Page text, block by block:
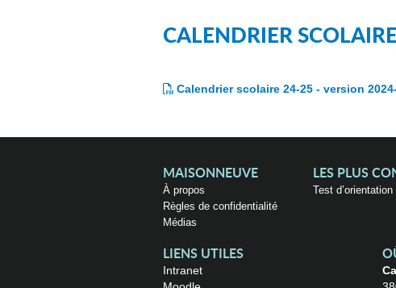
CALENDRIER
Calendrier scolaire 24-25 - version
MAISONNEUVE
À propos
Règles de confidentialité
Médias
LES PLUS
Test d’orientation
LIENS UTILES
Intranet